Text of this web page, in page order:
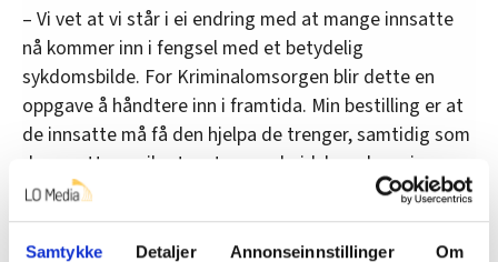
Samtykke Detaljer Annonseinnstillinger Om
– Vi vet at vi står i ei endring med at mange innsatte
nå kommer inn i fengsel med et betydelig
sykdomsbilde. For Kriminalomsorgen blir dette en
oppgave å håndtere inn i framtida. Min bestilling er at
de innsatte må få den hjelpa de trenger, samtidig som
de ansatte er sikret en trygg arbeidshverdag, sier
Bergstedt.